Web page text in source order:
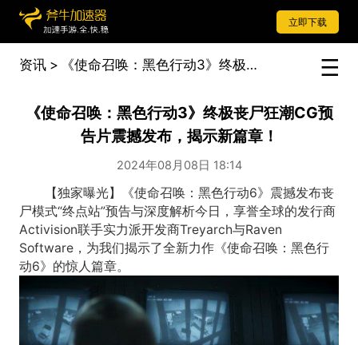
立即下载
资讯 > 《使命召唤：黑色行动3》终极丧尸狂潮CG预告片震撼发布，揭示新篇章！
《使命召唤：黑色行动3》终极丧尸狂潮CG预
告片震撼发布，揭示新篇章！
2024年08月08日 18:14
【独家曝光】《使命召唤：黑色行动6》震撼发布丧
尸模式“终点站”预告与深度解析今日，享誉全球的发行商
Activision联手实力派开发商Treyarch与Raven
Software，为我们揭示了全新力作《使命召唤：黑色行
动6》的惊人篇章。